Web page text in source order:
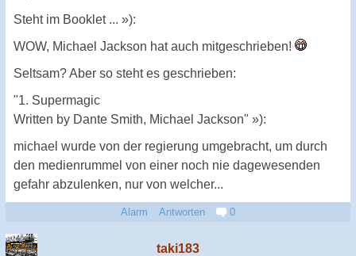
Steht im Booklet ... »):
WOW, Michael Jackson hat auch mitgeschrieben!
Seltsam? Aber so steht es geschrieben:
"1. Supermagic
Written by Dante Smith, Michael Jackson" »):
michael wurde von der regierung umgebracht, um durch
den medienrummel von einer noch nie dagewesenden
gefahr abzulenken, nur von welcher...
Alarm Antworten 0
taki183